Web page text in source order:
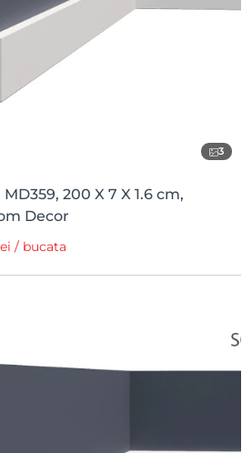
3
200 X 7 X 1.6 cm,
Decor
/ bucata